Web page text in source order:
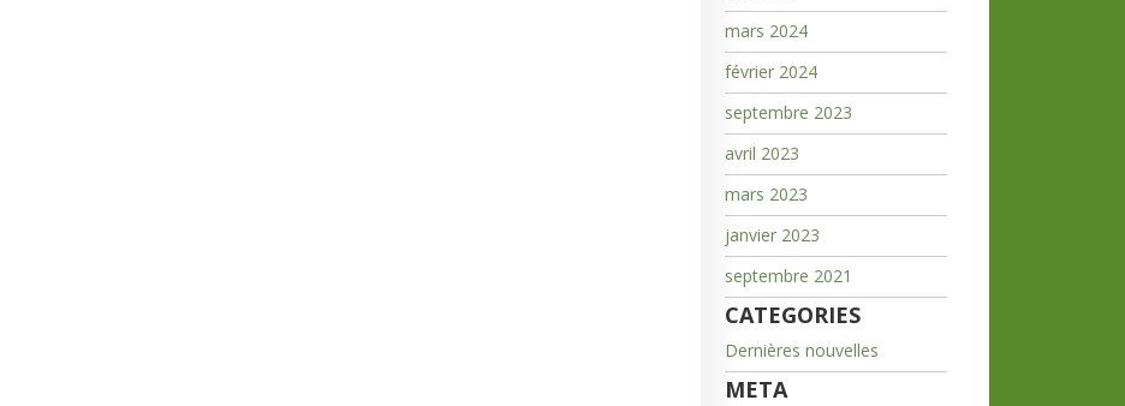
mars 2024
février 2024
septembre 2023
avril 2023
mars 2023
janvier 2023
septembre 2021
CATEGORIES
Dernières nouvelles
META